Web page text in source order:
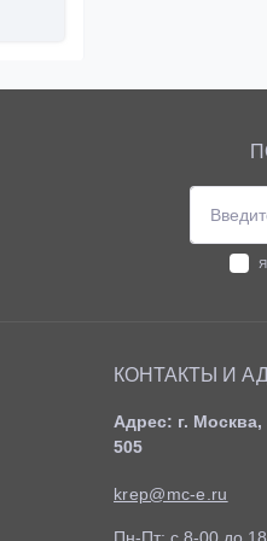
КОНТАКТЫ И
Адрес: г.
505
krep@mc-e.ru